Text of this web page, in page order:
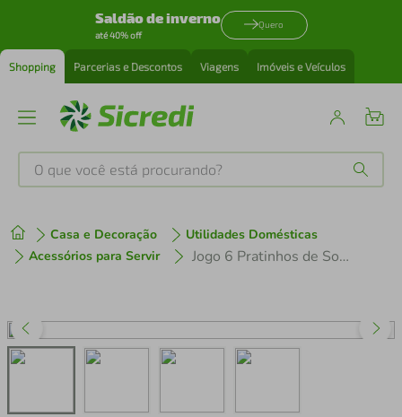
Saldão de inverno
até 40% off
Quero
Shopping Parcerias e Descontos Viagens Imóveis e Veículos
O que você está procurando?
Casa e Decoração
Utilidades Domésticas
Acessórios para Servir
Jogo 6 Pratinhos de Sobremesa Prato Branco com Borda Dourada Porcelana 21cm Tramontina Elisa
1º tenis
3º perfume